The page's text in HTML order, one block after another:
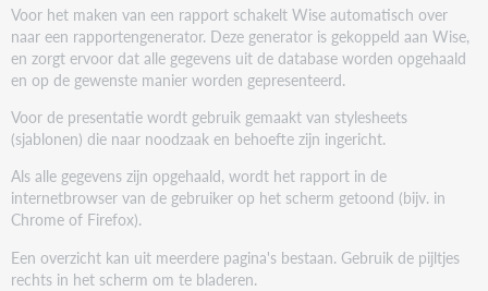
Voor het maken van een rapport schakelt Wise automatisch over
naar een rapportengenerator. Deze generator is gekoppeld aan Wise,
en zorgt ervoor dat alle gegevens uit de database worden opgehaald
en op de gewenste manier worden gepresenteerd.
Voor de presentatie wordt gebruik gemaakt van stylesheets
(sjablonen) die naar noodzaak en behoefte zijn ingericht.
Als alle gegevens zijn opgehaald, wordt het rapport in de
internetbrowser van de gebruiker op het scherm getoond (bijv. in
Chrome of Firefox).
Een overzicht kan uit meerdere pagina's bestaan. Gebruik de pijltjes
rechts in het scherm om te bladeren.